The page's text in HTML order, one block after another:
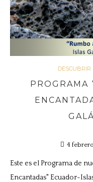
DESCUBRIR
PROGRAMA
4
Este es el Programa de
Encantadas" Ecuador-